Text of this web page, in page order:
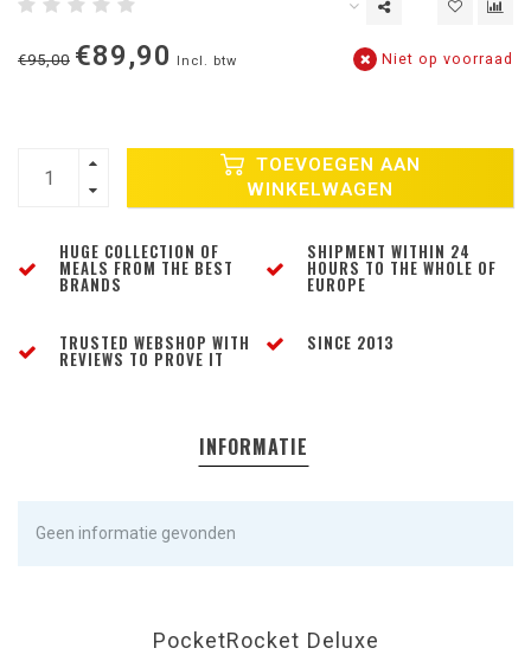
€95,00 €89,90 Incl. btw Niet op voorraad
TOEVOEGEN AAN
WINKELWAGEN
HUGE COLLECTION OF
MEALS FROM THE BEST
BRANDS
SHIPMENT WITHIN 24
HOURS TO THE WHOLE OF
EUROPE
TRUSTED WEBSHOP WITH
REVIEWS TO PROVE IT
SINCE 2013
INFORMATIE
Geen informatie gevonden
PocketRocket Deluxe